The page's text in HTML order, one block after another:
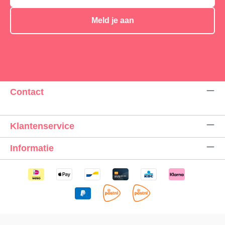
Meld je aan
Contact
Klantenservice
Informatie